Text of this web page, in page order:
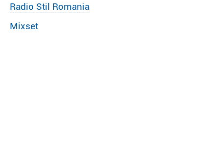
Radio Stil Romania
Mixset